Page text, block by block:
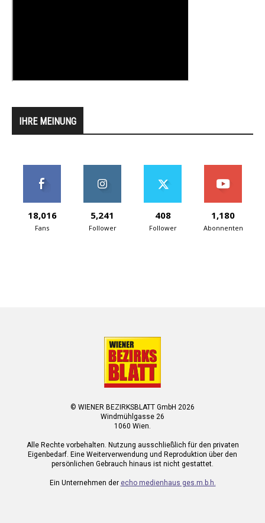
IHRE MEINUNG
18,016
Fans
5,241
Follower
408
Follower
1,180
Abonnenten
© WIENER BEZIRKSBLATT GmbH 2026
Windmühlgasse 26
1060 Wien.
Alle Rechte vorbehalten. Nutzung ausschließlich für den privaten
Eigenbedarf. Eine Weiterverwendung und Reproduktion über den
persönlichen Gebrauch hinaus ist nicht gestattet.
Ein Unternehmen der echo medienhaus ges.m.b.h.